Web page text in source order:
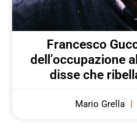
Francesco
dell’occupazione
disse che
Mario Grella